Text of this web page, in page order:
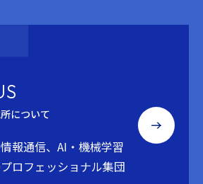
について
報通信、AI・機械学習
ロフェッショナル集団